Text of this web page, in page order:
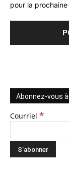
pour la
Abonnez-vous
Courriel *